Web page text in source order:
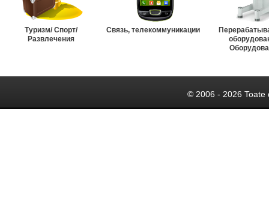
Туризм/ Спорт/
Развлечения
Связь, телекоммуникации
© 2006 - 2026